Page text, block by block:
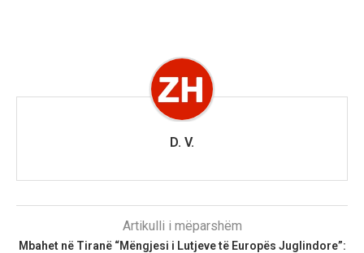
D. V.
Artikulli i mëparshëm
Mbahet në Tiranë “Mëngjesi i Lutjeve të Europës Juglindore”: